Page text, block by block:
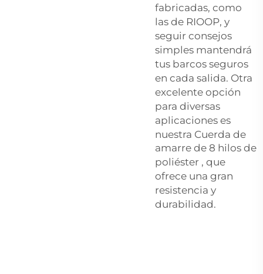
fabricadas, como
las de RIOOP, y
seguir consejos
simples mantendrá
tus barcos seguros
en cada salida. Otra
excelente opción
para diversas
aplicaciones es
nuestra Cuerda de
amarre de 8 hilos de
poliéster , que
ofrece una gran
resistencia y
durabilidad.